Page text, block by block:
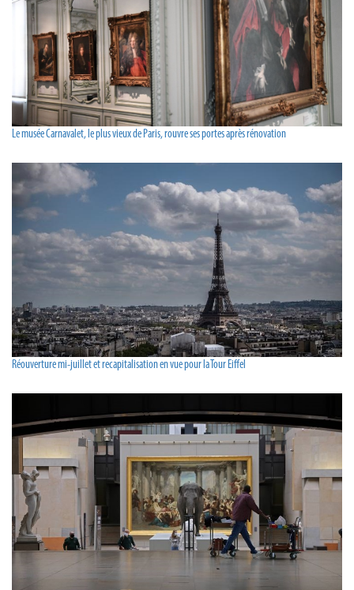
Le musée Carnavalet, le plus vieux de Paris, rouvre ses portes après rénovation
Réouverture mi-juillet et recapitalisation en vue pour la Tour Eiffel